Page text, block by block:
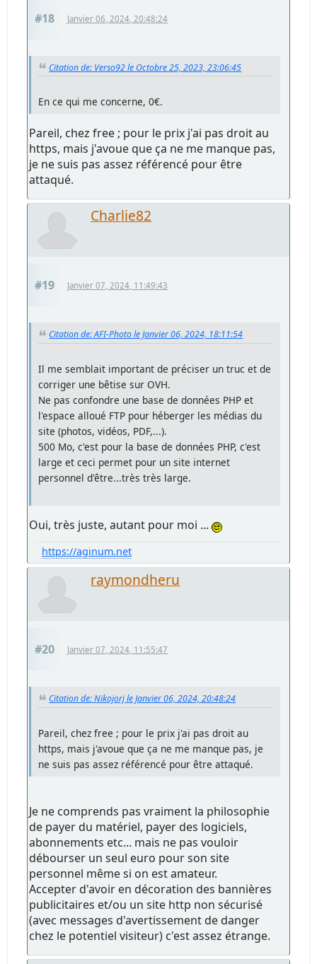
#18 Janvier 06, 2024, 20:48:24
Citation de: Verso92 le Octobre 25, 2023, 23:06:45
En ce qui me concerne, 0€.
Pareil, chez free ; pour le prix j'ai pas droit au
https, mais j'avoue que ça ne me manque pas,
je ne suis pas assez référencé pour être
attaqué.
Charlie82
#19 Janvier 07, 2024, 11:49:43
Citation de: AFI-Photo le Janvier 06, 2024, 18:11:54
Il me semblait important de préciser un truc et de
corriger une bêtise sur OVH.
Ne pas confondre une base de données PHP et
l'espace alloué FTP pour héberger les médias du
site (photos, vidéos, PDF,...).
500 Mo, c'est pour la base de données PHP, c'est
large et ceci permet pour un site internet
personnel d'être...très très large.
Oui, très juste, autant pour moi ...
https://aginum.net
raymondheru
#20 Janvier 07, 2024, 11:55:47
Citation de: Nikojorj le Janvier 06, 2024, 20:48:24
Pareil, chez free ; pour le prix j'ai pas droit au
https, mais j'avoue que ça ne me manque pas, je
ne suis pas assez référencé pour être attaqué.
Je ne comprends pas vraiment la philosophie
de payer du matériel, payer des logiciels,
abonnements etc... mais ne pas vouloir
débourser un seul euro pour son site
personnel même si on est amateur.
Accepter d'avoir en décoration des bannières
publicitaires et/ou un site http non sécurisé
(avec messages d'avertissement de danger
chez le potentiel visiteur) c'est assez étrange.